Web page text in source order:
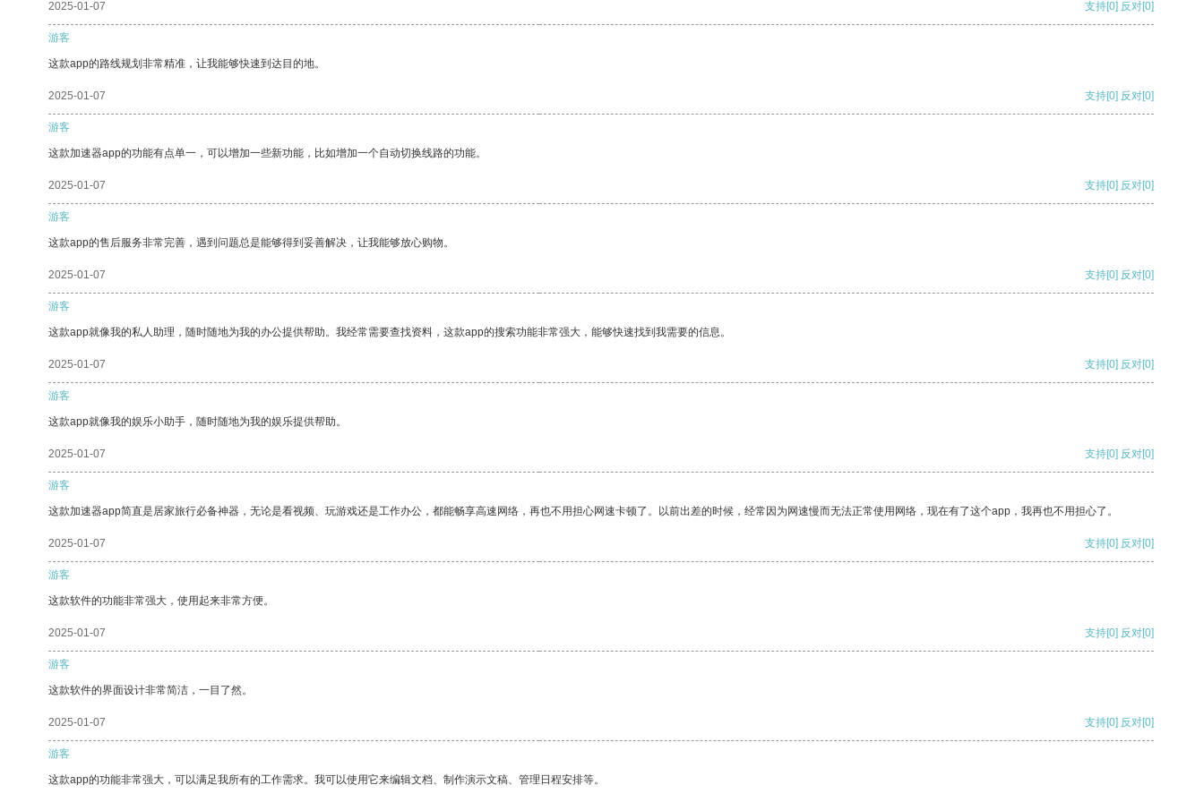
2025-01-07 支持[0] 反对[0]
游客
这款app的路线规划非常精准，让我能够快速到达目的地。
2025-01-07 支持[0] 反对[0]
游客
这款加速器app的功能有点单一，可以增加一些新功能，比如增加一个自动切换线路的功能。
2025-01-07 支持[0] 反对[0]
游客
这款app的售后服务非常完善，遇到问题总是能够得到妥善解决，让我能够放心购物。
2025-01-07 支持[0] 反对[0]
游客
这款app就像我的私人助理，随时随地为我的办公提供帮助。我经常需要查找资料，这款app的搜索功能非常强大，能够快速找到我需要的信息。
2025-01-07 支持[0] 反对[0]
游客
这款app就像我的娱乐小助手，随时随地为我的娱乐提供帮助。
2025-01-07 支持[0] 反对[0]
游客
这款加速器app简直是居家旅行必备神器，无论是看视频、玩游戏还是工作办公，都能畅享高速网络，再也不用担心网速卡顿了。以前出差的时候，经常因为网速慢而无法正常使用网络，现在有了这个app，我再也不用担心了。
2025-01-07 支持[0] 反对[0]
游客
这款软件的功能非常强大，使用起来非常方便。
2025-01-07 支持[0] 反对[0]
游客
这款软件的界面设计非常简洁，一目了然。
2025-01-07 支持[0] 反对[0]
游客
这款app的功能非常强大，可以满足我所有的工作需求。我可以使用它来编辑文档、制作演示文稿、管理日程安排等。